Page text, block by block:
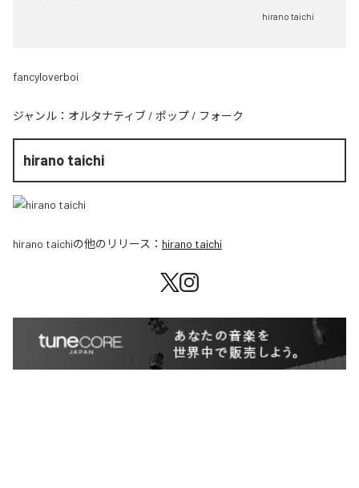
hirano taichi
fancyloverboi
ジャンル： オルタナティブ / ポップ / フォーク
hirano taichi
hirano taichiの他のリリース： hirano taichi